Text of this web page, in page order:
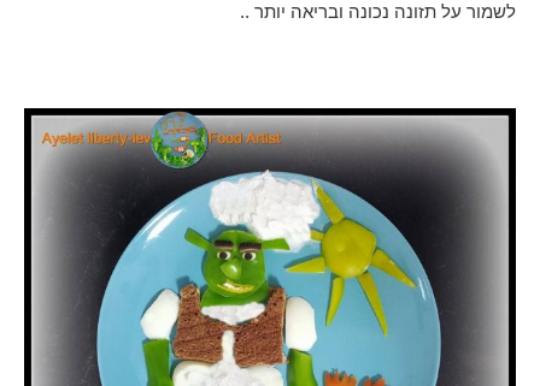
לשמור על תזונה נכונה ובריאה יותר ..